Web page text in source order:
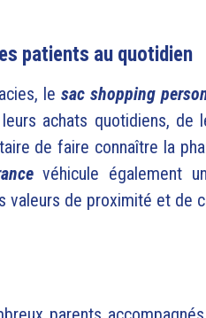
patients au quotidien
le sac shopping
achats quotidiens, de
de faire connaître la
véhicule également
valeurs de proximité et de